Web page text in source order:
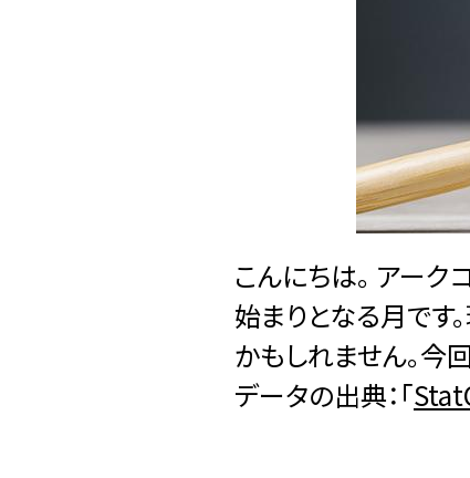
こんにちは。 アーク
始まりとなる月です
かもしれません。今
データの出典：「